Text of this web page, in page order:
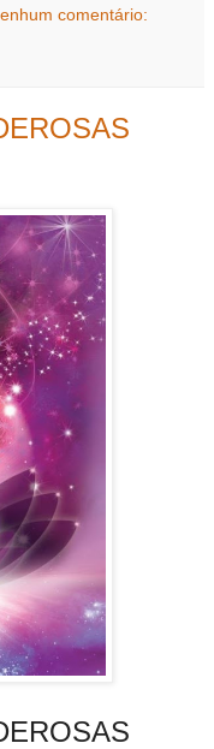
comentário: